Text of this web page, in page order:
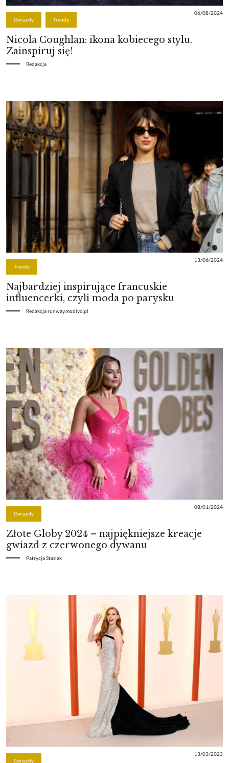
Gwiazdy Trendy
06/08/2024
Nicola Coughlan: ikona kobiecego stylu.
Zainspiruj się!
Redakcja
Trendy
13/06/2024
Najbardziej inspirujące francuskie
influencerki, czyli moda po parysku
Redakcja runway.modivo.pl
Gwiazdy
08/01/2024
Złote Globy 2024 – najpiękniejsze kreacje
gwiazd z czerwonego dywanu
Patrycja Stasiak
Gwiazdy
13/03/2023